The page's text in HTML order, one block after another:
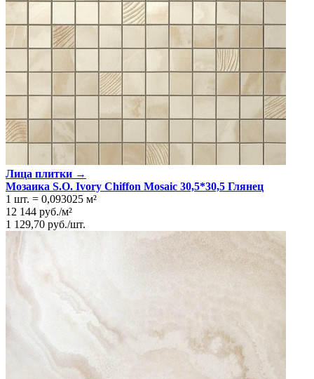
Лица плитки →
Мозаика S.O. Ivory Chiffon Mosaic 30,5*30,5 Глянeц
1 шт. = 0,093025 м²
12 144 руб./м²
1 129,70 руб./шт.